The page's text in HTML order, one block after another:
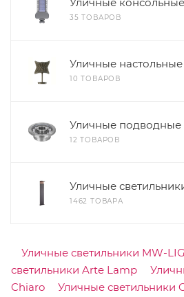
35 ТОВАРОВ
Уличные настольные
10 ТОВАРОВ
Уличные подводные
12 ТОВАРОВ
Уличные
1462 ТОВАРА
Уличные светильники MW-
светильники Arte Lamp
Chiaro
Уличные светильники